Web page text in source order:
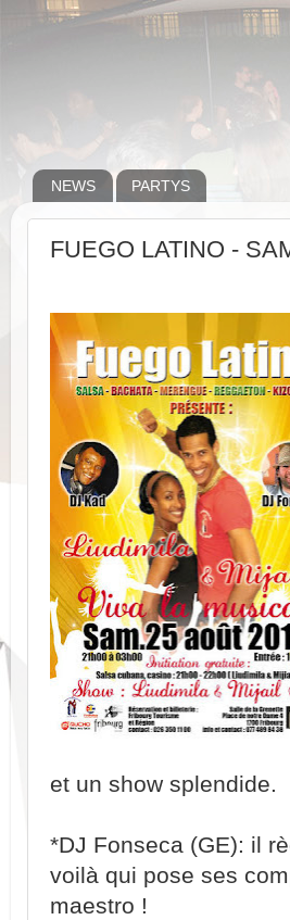
NEWS PARTYS
FUEGO LATINO -
et un show splendide.
*DJ Fonseca (GE): il
voilà qui pose ses
maestro !